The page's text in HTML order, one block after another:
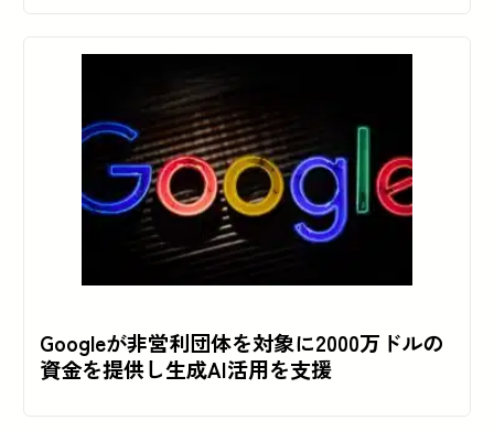
Googleが非営利団体を対象に2000万ドルの
資金を提供し生成AI活用を支援